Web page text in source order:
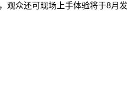
众还可现场上手体验将于8月